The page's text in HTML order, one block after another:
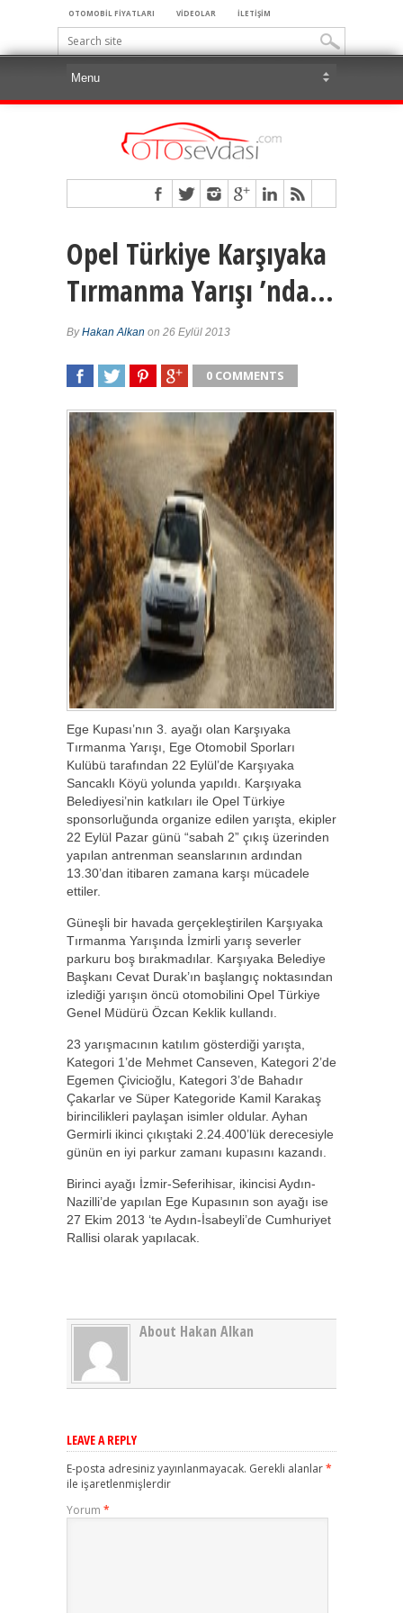
OTOMOBİL FİYATLARI VİDEOLAR İLETİŞİM
Opel Türkiye Karşıyaka
Tırmanma Yarışı ’nda…
ByHakan Alkan on 26 Eylül 2013
0 COMMENTS
Ege Kupası’nın 3. ayağı olan Karşıyaka
Tırmanma Yarışı, Ege Otomobil Sporları
Kulübü tarafından 22 Eylül’de Karşıyaka
Sancaklı Köyü yolunda yapıldı. Karşıyaka
Belediyesi’nin katkıları ile Opel Türkiye
sponsorluğunda organize edilen yarışta, ekipler
22 Eylül Pazar günü “sabah 2” çıkış üzerinden
yapılan antrenman seanslarının ardından
13.30’dan itibaren zamana karşı mücadele
ettiler.
Güneşli bir havada gerçekleştirilen Karşıyaka
Tırmanma Yarışında İzmirli yarış severler
parkuru boş bırakmadılar. Karşıyaka Belediye
Başkanı Cevat Durak’ın başlangıç noktasından
izlediği yarışın öncü otomobilini Opel Türkiye
Genel Müdürü Özcan Keklik kullandı.
23 yarışmacının katılım gösterdiği yarışta,
Kategori 1’de Mehmet Canseven, Kategori 2’de
Egemen Çivicioğlu, Kategori 3’de Bahadır
Çakarlar ve Süper Kategoride Kamil Karakaş
birincilikleri paylaşan isimler oldular. Ayhan
Germirli ikinci çıkıştaki 2.24.400’lük derecesiyle
günün en iyi parkur zamanı kupasını kazandı.
Birinci ayağı İzmir-Seferihisar, ikincisi Aydın-
Nazilli’de yapılan Ege Kupasının son ayağı ise
27 Ekim 2013 ‘te Aydın-İsabeyli’de Cumhuriyet
Rallisi olarak yapılacak.
About Hakan Alkan
LEAVE A REPLY
E-posta adresiniz yayınlanmayacak. Gerekli alanlar*
ile işaretlenmişlerdir
Yorum *